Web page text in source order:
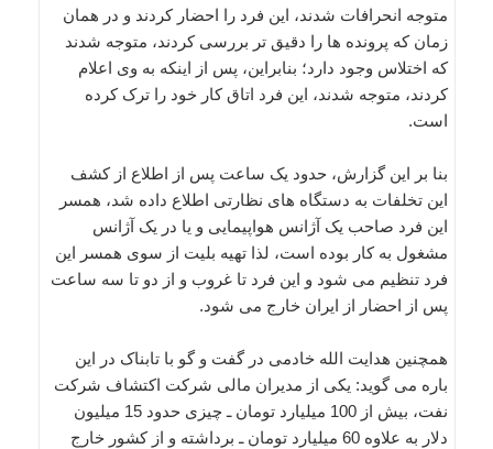
متوجه انحرافات شدند، این فرد را احضار کردند و در همان
زمان که پرونده ها را دقیق تر بررسی کردند، متوجه شدند
که اختلاس وجود دارد؛ بنابراین، پس از اینکه به وی اعلام
کردند، متوجه شدند، این فرد اتاق کار خود را ترک کرده
است.
بنا بر این گزارش، حدود یک ساعت پس از اطلاع از کشف
این تخلفات به دستگاه های نظارتی اطلاع داده شد، همسر
این فرد صاحب یک آژانس هواپیمایی و یا در یک آژانس
مشغول به کار بوده است، لذا تهیه بلیت از سوی همسر این
فرد تنظیم می شود و این فرد تا غروب و از دو تا سه ساعت
پس از احضار از ایران خارج می شود.
همچنین هدایت الله خادمی در گفت و گو با تابناک در این
باره می گوید: یکی از مدیران مالی شرکت اکتشاف شرکت
نفت، بیش از 100 میلیارد تومان ـ چیزی حدود 15 میلیون
دلار به علاوه 60 میلیارد تومان ـ برداشته و از کشور خارج